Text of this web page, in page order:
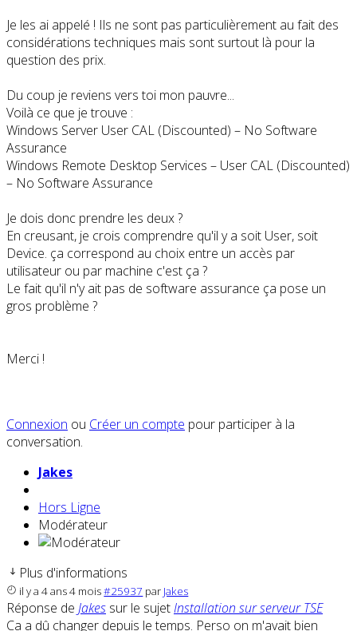
Je les ai appelé ! Ils ne sont pas particulièrement au fait des
considérations techniques mais sont surtout là pour la
question des prix.
Du coup je reviens vers toi mon pauvre...
Voilà ce que je trouve :
Windows Server User CAL (Discounted) – No Software
Assurance
Windows Remote Desktop Services – User CAL (Discounted)
– No Software Assurance
Je dois donc prendre les deux ?
En creusant, je crois comprendre qu'il y a soit User, soit
Device. ça correspond au choix entre un accès par
utilisateur ou par machine c'est ça ?
Le fait qu'il n'y ait pas de software assurance ça pose un
gros problème ?
Merci !
Connexion ou Créer un compte pour participer à la
conversation.
Jakes
Hors Ligne
Modérateur
Plus d'informations
il y a 4 ans 4 mois#25937 par Jakes
Réponse de Jakes sur le sujetInstallation sur serveur TSE
Ca a dû changer depuis le temps. Perso on m'avait bien